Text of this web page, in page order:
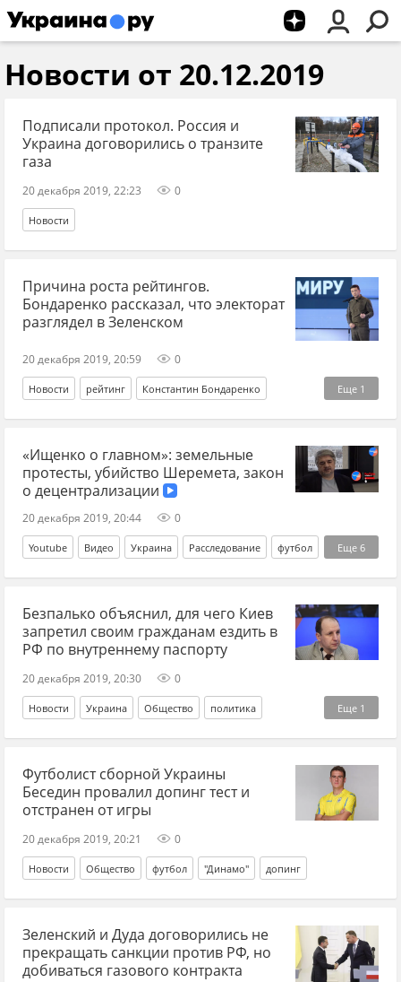
Новости от 20.12.2019
Подписали протокол. Россия и
Украина договорились о транзите
газа
20 декабря 2019, 22:23 0
Новости
Причина роста рейтингов.
Бондаренко рассказал, что электорат
разглядел в Зеленском
20 декабря 2019, 20:59 0
Еще 1
Новости рейтинг Константин Бондаренко
Владимир Зеленский
«Ищенко о главном»: земельные
протесты, убийство Шеремета, закон
о децентрализации
20 декабря 2019, 20:44 0
Еще 6
Youtube Видео Украина Расследование футбол
нацизм убийства журналистов Павел Шеремет
Земельная реформа децентрализация
Петр Порошенко*
Безпалько объяснил, для чего Киев
запретил своим гражданам ездить в
РФ по внутреннему паспорту
20 декабря 2019, 20:30 0
Еще 1
Новости Украина Общество политика
Богдан Безпалько
Футболист сборной Украины
Беседин провалил допинг тест и
отстранен от игры
20 декабря 2019, 20:21 0
Новости Общество футбол "Динамо" допинг
Зеленский и Дуда договорились не
прекращать санкции против РФ, но
добиваться газового контракта